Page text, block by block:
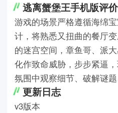
逃离蟹堡王手机版评价
游戏的场景严格遵循海绵
计，将熟悉又扭曲的餐厅
的迷宫空间，章鱼哥、派
化作致命威胁，步步紧逼
氛围中观察细节、破解谜题
更新日志
v3版本